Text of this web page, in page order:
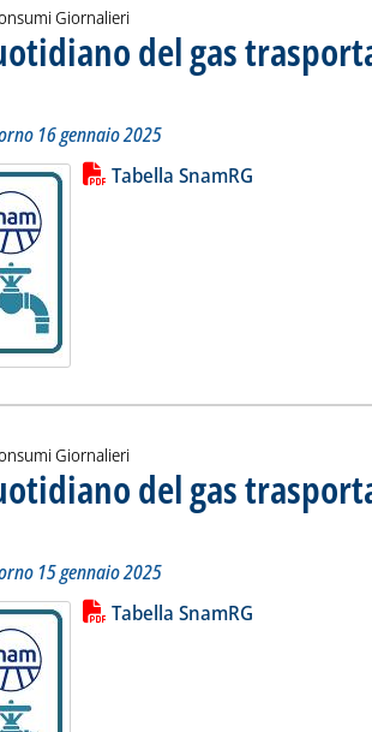
Giornalieri
del gas
Preconsuntivo del giorno 16 gennaio 2025
venerdì 17 gennaio 2025 alle 11.4.
16 gennaio 2025
Leggi tutta la notizia: 'Bilancio
alla notiziaTabella SnamRG
Giornalieri
del gas
Preconsuntivo del giorno 15 gennaio 2025
giovedì 16 gennaio 2025 alle 11.5.
15 gennaio 2025
Leggi tutta la notizia: 'Bilancio
alla notiziaTabella SnamRG